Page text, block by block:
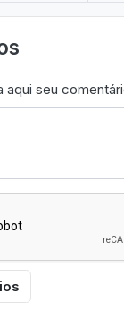
aqui seu